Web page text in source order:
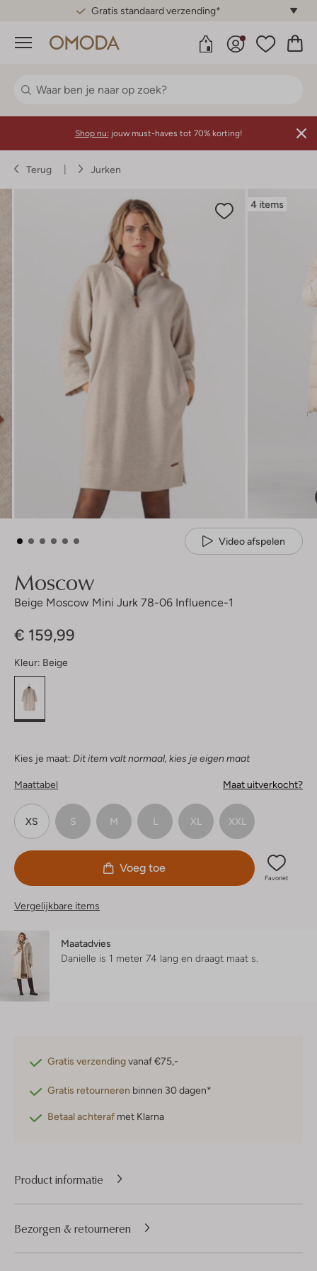
Gratis standaard verzending*
Menu
Shop nu: jouw must-haves tot 70% korting!
Terug Jurken
4 items
Video afspelen
Moscow
Beige Moscow Mini Jurk 78-06 Influence-1
€ 159,99
Kleur: Beige
Kies je maat: Dit item valt normaal, kies je eigen maat
Maattabel Maat uitverkocht?
XS S M L XL XXL
Voeg toe
Favoriet
Vergelijkbare items
Maatadvies
Danielle is 1 meter 74 lang en draagt maat s.
Gratis verzendingvanaf €75,-
Gratis retourneren binnen 30 dagen*
Betaal achteraf met Klarna
Product informatie
Bezorgen & retourneren